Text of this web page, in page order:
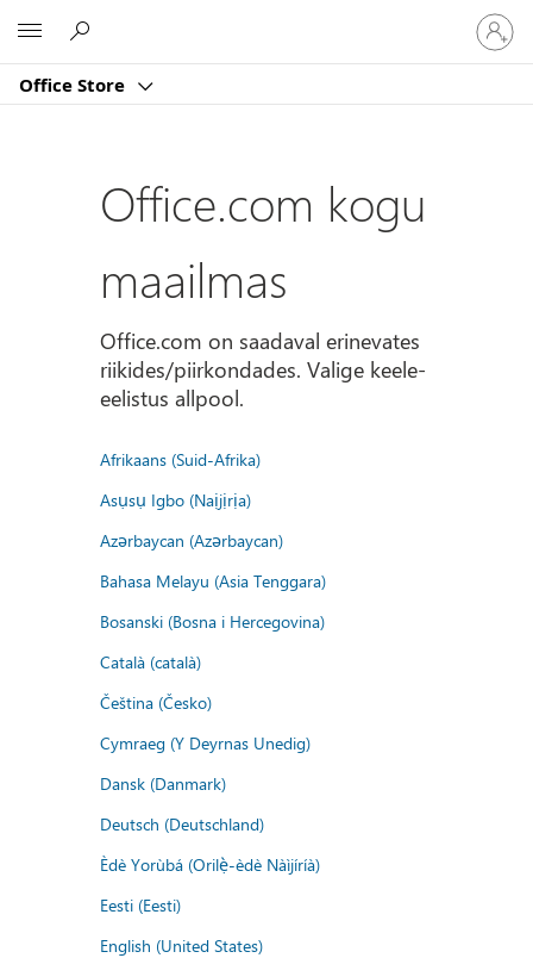
Office Store
Logige
sisse
oma
Office.com kogu
maailmas
Office.com on saadaval erinevates
riikides/piirkondades. Valige keele-
eelistus allpool.
Afrikaans (Suid-Afrika)
Asụsụ Igbo (Naịjịrịa)
Azərbaycan (Azərbaycan)
Bahasa Melayu (Asia Tenggara)
Bosanski (Bosna i Hercegovina)
Català (català)
Čeština (Česko)
Cymraeg (Y Deyrnas Unedig)
Dansk (Danmark)
Deutsch (Deutschland)
Èdè Yorùbá (Orilẹ̀-èdè Nàìjíríà)
Eesti (Eesti)
English (United States)